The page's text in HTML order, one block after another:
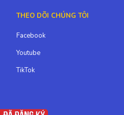
THEO DÕI CHÚNG TÔI
Facebook
Youtube
TikTok